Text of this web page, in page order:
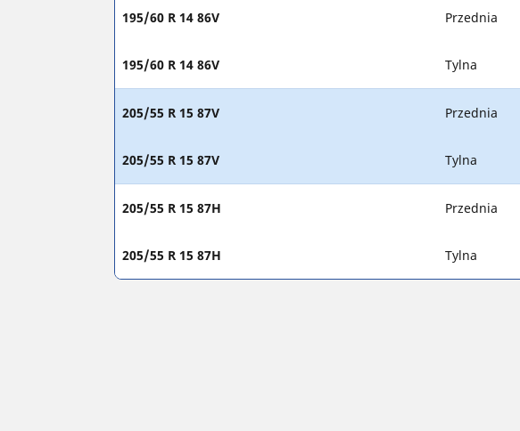
195/60 R 14 86V Przednia
195/60 R 14 86V Tylna
205/55 R 15 87V Przednia
205/55 R 15 87V Tylna
205/55 R 15 87H Przednia
205/55 R 15 87H Tylna